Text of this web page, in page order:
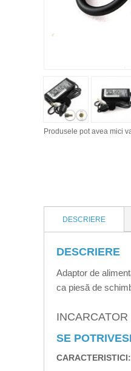
Produsele pot avea mici
DESCRIERE
DESCRIERE
Adaptor de
ca piesă de
SE
CARACTERISTICI: